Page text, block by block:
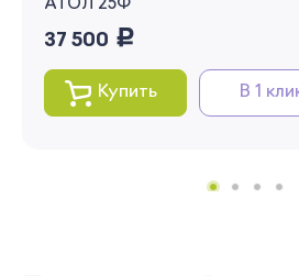
АТОЛ 25Ф
37 500 руб.
Купить В 1